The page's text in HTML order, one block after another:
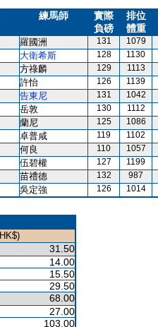
練馬師
實際
負磅
排位
體重
羅國洲 131 1079
大衛希斯 128 1130
方祿麟 129 1113
許怡 126 1139
告東尼 131 1042
岳敦 130 1112
蘭尼 125 1086
卓普咸 119 1102
何良 110 1057
伍碧權 127 1199
苗禮德 132 987
吳定強 126 1014
31.50
14.00
15.50
29.50
68.00
27.00
103.00